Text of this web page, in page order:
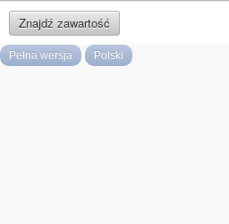
Znajdź zawartość
Pełna wersja Polski